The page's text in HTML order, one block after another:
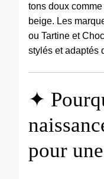
tons doux
beige. Les
ou Tartine et
stylés et adaptés
✦
pour